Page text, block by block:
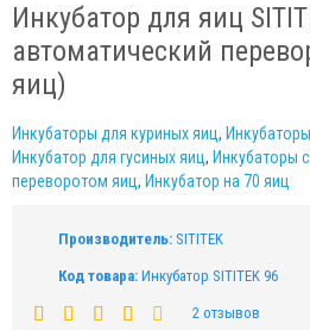
Инкубатор для яиц
автоматический
яиц)
Инкубаторы для куриных яиц,
Инкубатор для гусиных яиц, Инкубаторы
переворотом яиц, Инкубатор на 70 яиц
Производитель: SITITEK
Код товара: Инкубатор SITITEK 96
2 отзывов